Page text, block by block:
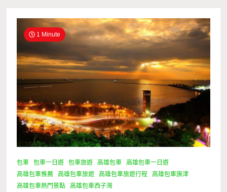
1 Minute
包車 包車一日遊 包車旅遊 高雄包車
高雄包車一日遊
高雄包車推薦
高雄包車旅遊 高雄包車旅遊行程
高雄包車旗津
高雄包車熱門景點
高雄包車西子灣